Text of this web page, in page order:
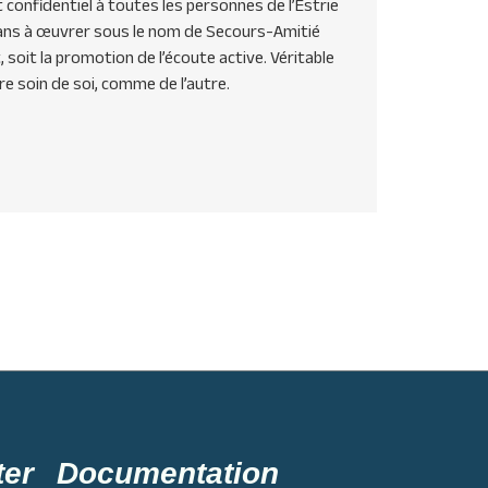
à œuvrer sous le nom de Secours-Amitié
la promotion de l’écoute active. Véritable
soin de soi, comme de l’autre.
Documentation